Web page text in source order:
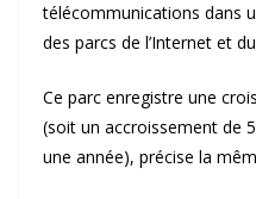
télécommunications dans
des parcs de l’Internet et
Ce parc enregistre une
(soit un accroissement de
une année), précise la